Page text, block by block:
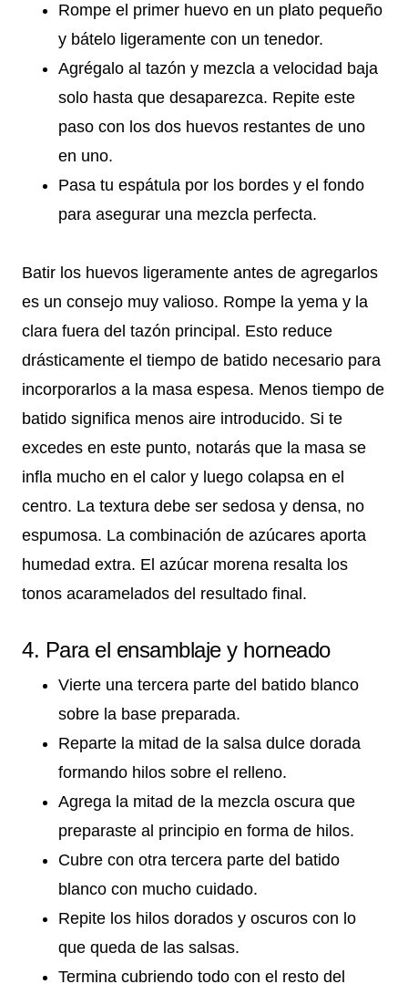
Rompe el primer huevo en un plato pequeño
y bátelo ligeramente con un tenedor.
Agrégalo al tazón y mezcla a velocidad baja
solo hasta que desaparezca. Repite este
paso con los dos huevos restantes de uno
en uno.
Pasa tu espátula por los bordes y el fondo
para asegurar una mezcla perfecta.
Batir los huevos ligeramente antes de agregarlos
es un consejo muy valioso. Rompe la yema y la
clara fuera del tazón principal. Esto reduce
drásticamente el tiempo de batido necesario para
incorporarlos a la masa espesa. Menos tiempo de
batido significa menos aire introducido. Si te
excedes en este punto, notarás que la masa se
infla mucho en el calor y luego colapsa en el
centro. La textura debe ser sedosa y densa, no
espumosa. La combinación de azúcares aporta
humedad extra. El azúcar morena resalta los
tonos acaramelados del resultado final.
4. Para el ensamblaje y horneado
Vierte una tercera parte del batido blanco
sobre la base preparada.
Reparte la mitad de la salsa dulce dorada
formando hilos sobre el relleno.
Agrega la mitad de la mezcla oscura que
preparaste al principio en forma de hilos.
Cubre con otra tercera parte del batido
blanco con mucho cuidado.
Repite los hilos dorados y oscuros con lo
que queda de las salsas.
Termina cubriendo todo con el resto del